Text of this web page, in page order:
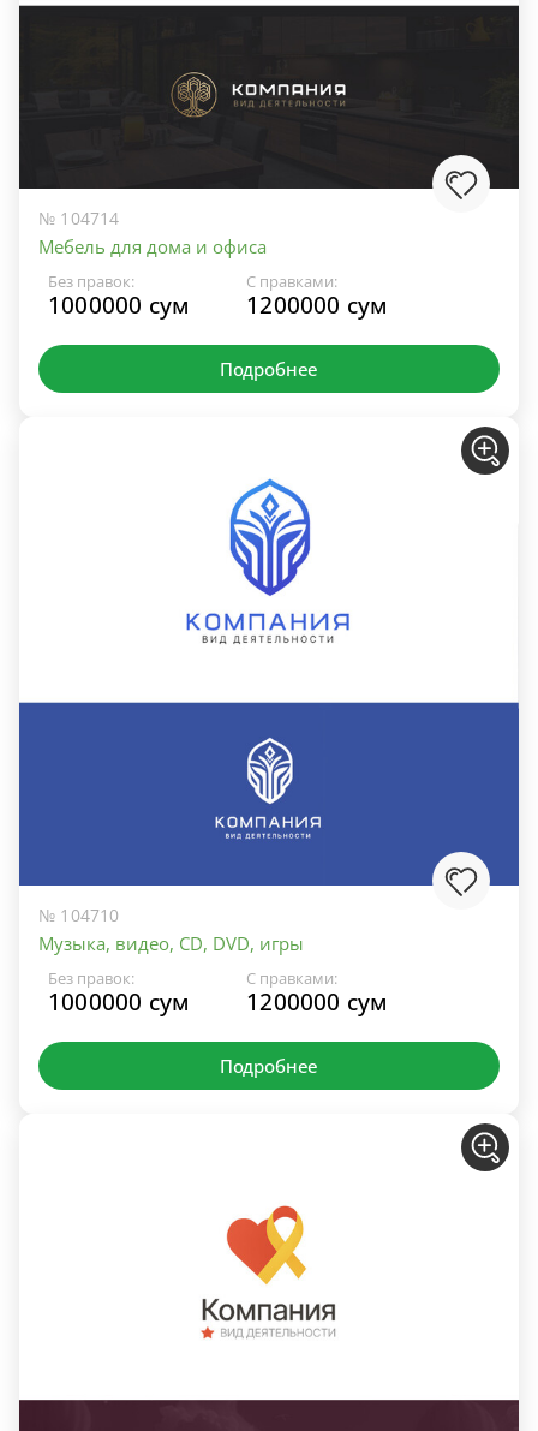
№ 104714
Мебель для дома и офиса
Без правок:
1000000 сум
С правками:
1200000 сум
Подробнее
№ 104710
Музыка, видео, CD, DVD, игры
Без правок:
1000000 сум
С правками:
1200000 сум
Подробнее